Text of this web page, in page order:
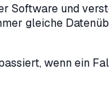
Software und
gleiche
wenn ein